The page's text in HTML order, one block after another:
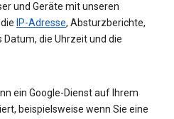
und Geräte mit unseren
IP-Adresse, Absturzberichte,
die Uhrzeit und die
ein Google-Dienst auf Ihrem
beispielsweise wenn Sie eine